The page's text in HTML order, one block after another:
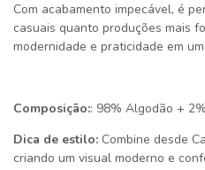
Com acabamento impecável, é
casuais quanto produções mais
modernidade e praticidade em
Composição:: 98% Algodão +
Dica de estilo: Combine desde
criando um visual moderno e